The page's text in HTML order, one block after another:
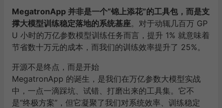
MegatronApp 并非是一个“锦上添花”的工具包，而是支
撑大模型训练稳定落地的系统基座。对于动辄几百万 GP
U 小时的万亿参数模型训练任务而言，提升 1% 就意味着
节省数十万元的成本，而我们的训练效率提升了 25%。
开源不是终点，而是开始
MegatronApp 的诞生，是我们在万亿参数大模型实战
中，一点一滴踩坑、试错、打磨出来的工具集。它不
是“终极方案”，但它凝聚了我们对系统效率、训练稳定